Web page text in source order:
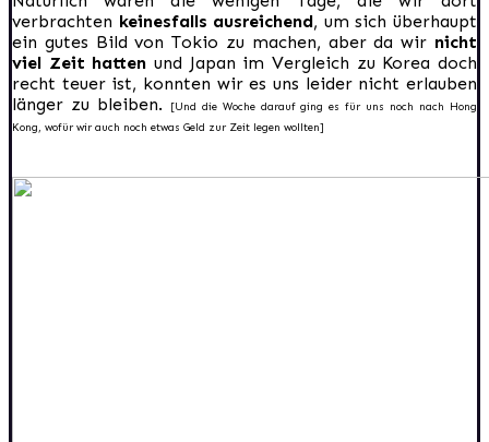
verbrachten keinesfalls ausreichend, um sich überhaupt
ein gutes Bild von Tokio zu machen, aber da wir nicht
viel Zeit hatten und Japan im Vergleich zu Korea doch
recht teuer ist, konnten wir es uns leider nicht erlauben
länger zu bleiben.
[Und die Woche darauf ging es für uns noch nach Hong
Kong, wofür wir auch noch etwas Geld zur Zeit legen wollten]